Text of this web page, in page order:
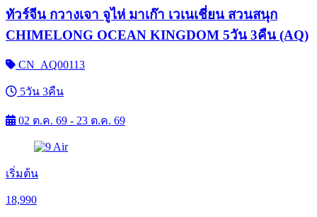
ทัวร์จีน กวางเจา จูไห่ มาเก๊า เวเนเชี่ยน สวนสนุก
CHIMELONG OCEAN KINGDOM 5วัน 3คืน (AQ)
CN_AQ00113
5วัน 3คืน
02 ต.ค. 69 - 23 ต.ค. 69
เริ่มต้น
18,990